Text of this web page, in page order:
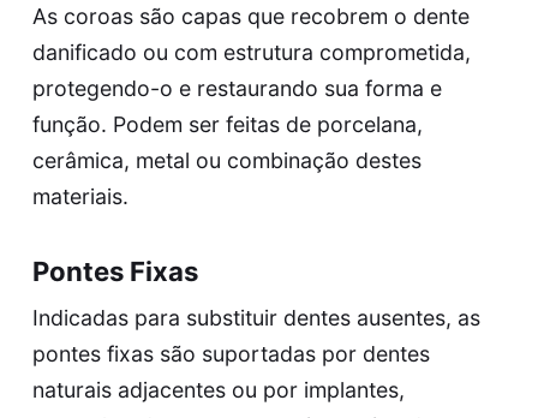
As coroas são capas que recobrem o dente
danificado ou com estrutura comprometida,
protegendo-o e restaurando sua forma e
função. Podem ser feitas de porcelana,
cerâmica, metal ou combinação destes
materiais.
Pontes Fixas
Indicadas para substituir dentes ausentes, as
pontes fixas são suportadas por dentes
naturais adjacentes ou por implantes,